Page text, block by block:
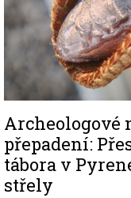
Archeologové
přepadení:
tábora v
střely